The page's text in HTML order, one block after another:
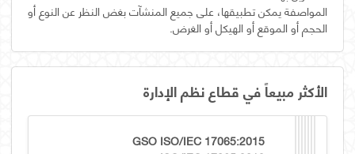
المواصفة يمكن تطبيقها، على جميع المنشآت بغض النظر عن النوع أو
الحجم أو الموقع أو الهيكل أو الغرض.
الأكثر مبيعاً في قطاع نظم الإدارة
GSO ISO/IEC 17065:2015